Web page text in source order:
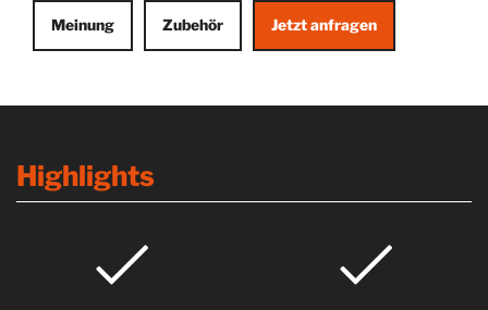
Meinung Zubehör Jetzt anfragen
Highlights